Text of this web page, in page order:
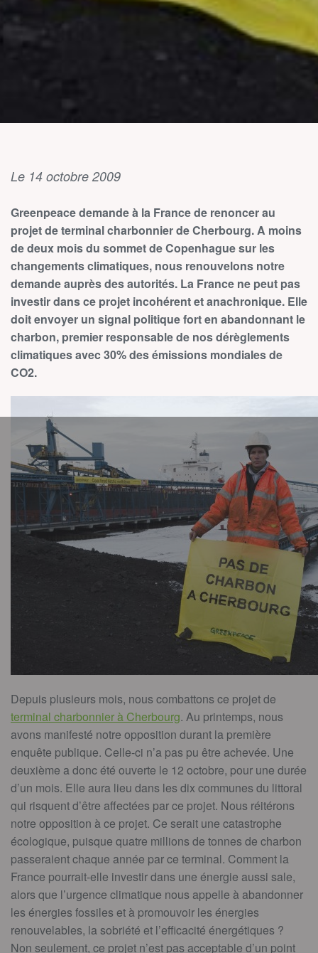
Le 14 octobre 2009
Greenpeace demande à la France de renoncer au
projet de terminal charbonnier de Cherbourg. A moins
de deux mois du sommet de Copenhague sur les
changements climatiques, nous renouvelons notre
demande auprès des autorités. La France ne peut pas
investir dans ce projet incohérent et anachronique. Elle
doit envoyer un signal politique fort en abandonnant le
charbon, premier responsable de nos dérèglements
climatiques avec 30% des émissions mondiales de
CO2.
Depuis plusieurs mois, nous combattons ce projet de
terminal charbonnier à Cherbourg. Au printemps, nous
avons manifesté notre opposition durant la première
enquête publique. Celle-ci n’a pas pu être achevée. Une
deuxième a donc été ouverte le 12 octobre, pour une durée
d’un mois. Elle aura lieu dans les dix communes du littoral
qui risquent d’être affectées par ce projet. Nous réitérons
notre opposition à ce projet. Ce serait une catastrophe
écologique, puisque quatre millions de tonnes de charbon
passeraient chaque année par ce terminal. Comment la
France pourrait-elle investir dans une énergie aussi sale,
alors que l’urgence climatique nous appelle à abandonner
les énergies fossiles et à promouvoir les énergies
renouvelables, la sobriété et l’efficacité énergétiques ?
Non seulement, ce projet n’est pas acceptable d’un point